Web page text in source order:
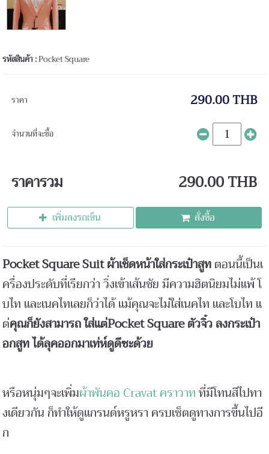
รหัสสินค้า :Pocket Square
ราคา 290.00 THB
จำนวนที่จะซื้อ
ราคารวม 290.00 THB
เพิ่มลงรถเข็น สั่งซื้อ
Pocket Square Suit ผ้าเช็ดหน้าใส่กระเป๋าสูทตอนนี้เป็นเ
ครื่องประดับที่เรียกว่า วิ่งเข้าเส้นชัย มีความฮิตนิยมไม่แพ้ โ
บไท และเนคไทเลยก็ว่าได้ แม้คุณจะไม่ใส่เนคไท และโบไท แ
ต่คุณก็ยังสามารถ ใส่แต่Pocket Square ตัวจิ๋ว ลงกระเป๋า
อกสูท ได้ลุคออกมาเท่ห์ดูดีซะด้วย
หรือหนุ่มๆจะเพิ่มผ้าพันคอ Cravat คราวาทที่มีโทนสีไปทา
งเดียวกัน ก็ทำให้ดูแกรนด์หรูหรา ครบเซ็ตดูทางการขึ้นไปอี
ก